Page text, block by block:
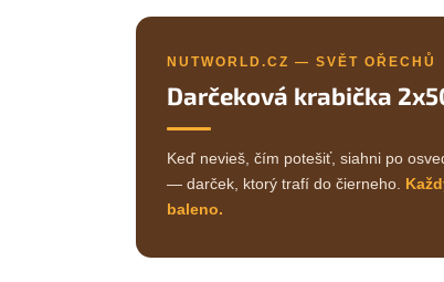
NUTWORLD.CZ — SVĚT OŘECHŮ
Darčeková krabička
Keď nevieš, čím potešiť, siahni po
— darček, ktorý trafí do čierneho.
baleno.